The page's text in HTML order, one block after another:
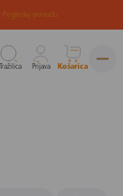
Pogledaj ponudu
Tražilica Prijava Košarica